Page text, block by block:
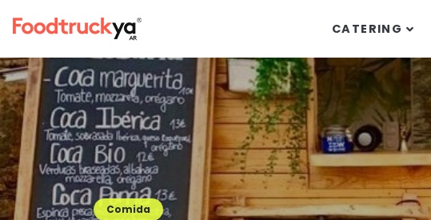
CATERING
Comida